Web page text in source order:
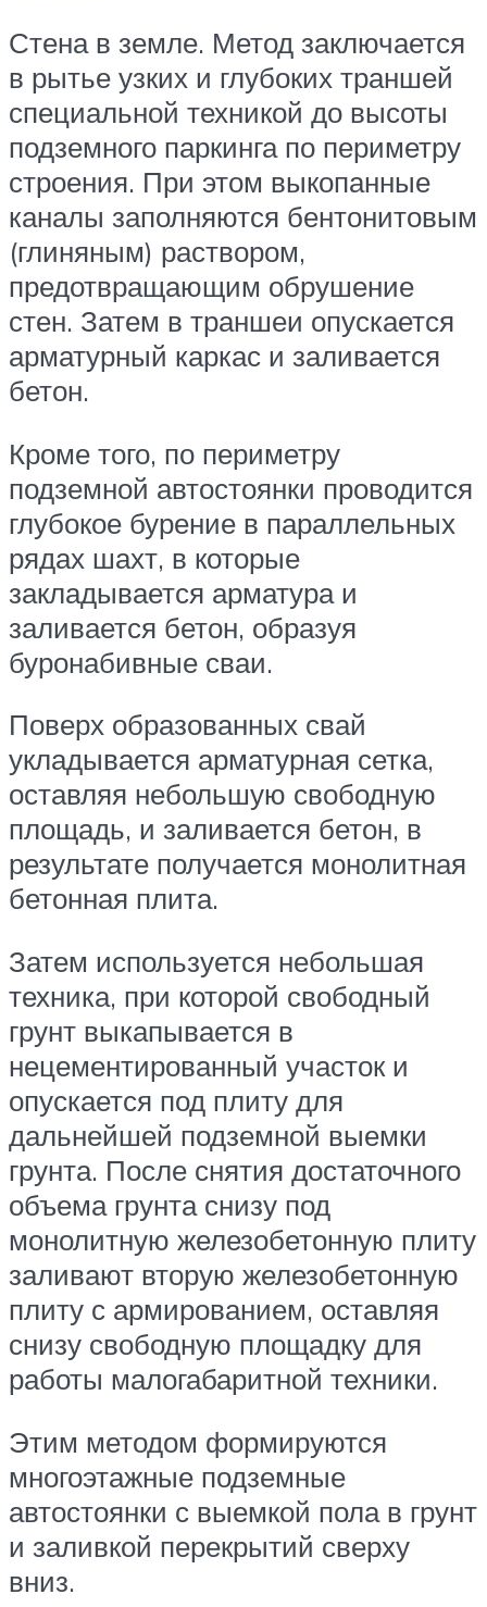
Стена в земле. Метод заключается
в рытье узких и глубоких траншей
специальной техникой до высоты
подземного паркинга по периметру
строения. При этом выкопанные
каналы заполняются бентонитовым
(глиняным) раствором,
предотвращающим обрушение
стен. Затем в траншеи опускается
арматурный каркас и заливается
бетон.
Кроме того, по периметру
подземной автостоянки проводится
глубокое бурение в параллельных
рядах шахт, в которые
закладывается арматура и
заливается бетон, образуя
буронабивные сваи.
Поверх образованных свай
укладывается арматурная сетка,
оставляя небольшую свободную
площадь, и заливается бетон, в
результате получается монолитная
бетонная плита.
Затем используется небольшая
техника, при которой свободный
грунт выкапывается в
нецементированный участок и
опускается под плиту для
дальнейшей подземной выемки
грунта. После снятия достаточного
объема грунта снизу под
монолитную железобетонную плиту
заливают вторую железобетонную
плиту с армированием, оставляя
снизу свободную площадку для
работы малогабаритной техники.
Этим методом формируются
многоэтажные подземные
автостоянки с выемкой пола в грунт
и заливкой перекрытий сверху
вниз.